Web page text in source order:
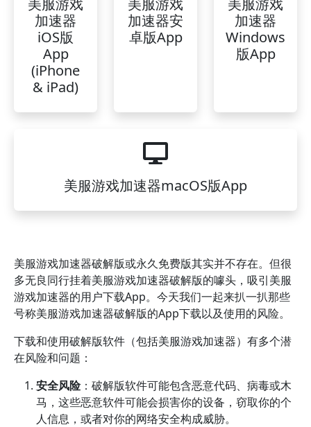
美服游戏
加速器
iOS版
App
(iPhone
& iPad)
美服游戏
加速器安
卓版App
美服游戏
加速器
Windows
版App
美服游戏加速器macOS版App
美服游戏加速器破解版或永久免费版其实并不存在。但很
多无良同行挂着美服游戏加速器破解版的噱头，吸引美服
游戏加速器的用户下载App。今天我们一起来扒一扒那些
号称美服游戏加速器破解版的App下载以及使用的风险。
下载和使用破解版软件（包括美服游戏加速器）有多个潜
在风险和问题：
安全风险：破解版软件可能包含恶意代码、病毒或木
马，这些恶意软件可能会损害你的设备，窃取你的个
人信息，或者对你的网络安全构成威胁。